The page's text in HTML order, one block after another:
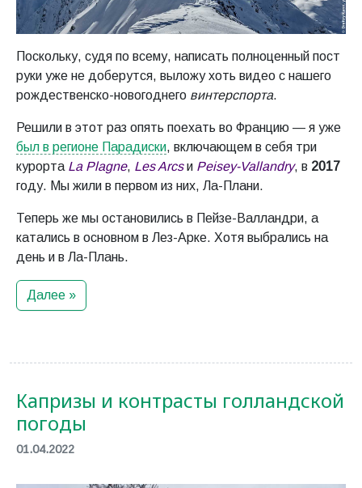
Поскольку, судя по всему, написать полноценный пост
руки уже не доберутся, выложу хоть видео с нашего
рождественско-новогоднего винтерспорта.
Решили в этот раз опять поехать во Францию — я уже
был в регионе Парадиски, включающем в себя три
курорта La Plagne, Les Arcsи Peisey-Vallandry, в 2017
году. Мы жили в первом из них, Ла-Плани.
Теперь же мы остановились в Пейзе-Валландри, а
катались в основном в Лез-Арке. Хотя выбрались на
день и в Ла-Плань.
Далее »
Капризы и контрасты голландской
погоды
01.04.2022